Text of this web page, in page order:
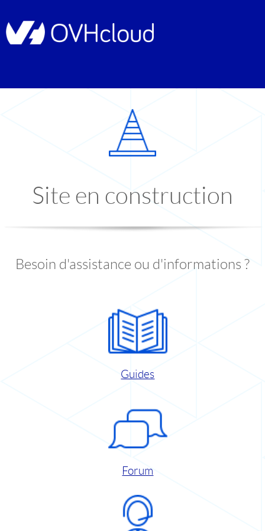
Site en construction
Besoin d'assistance ou d'informations ?
Guides
Forum